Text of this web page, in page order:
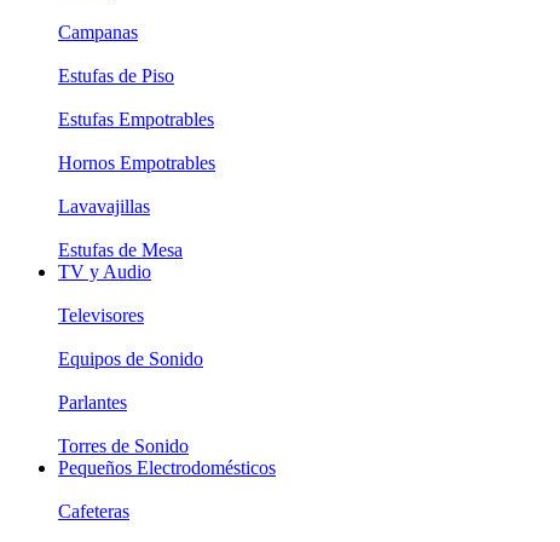
Campanas
Estufas de Piso
Estufas Empotrables
Hornos Empotrables
Lavavajillas
Estufas de Mesa
TV y Audio
Televisores
Equipos de Sonido
Parlantes
Torres de Sonido
Pequeños Electrodomésticos
Cafeteras